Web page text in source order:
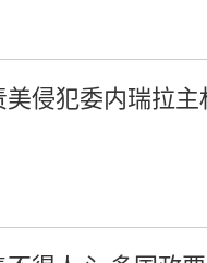
侵犯委内瑞拉主